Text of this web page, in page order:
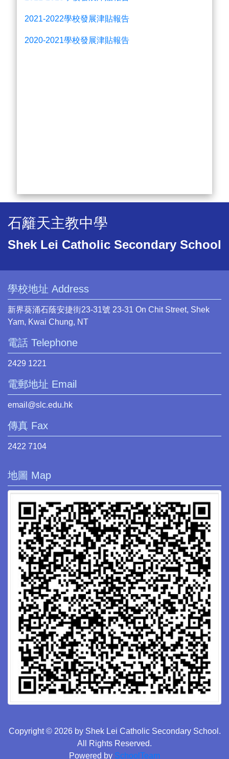
2021-2022學校發展津貼報告
2020-2021學校發展津貼報告
石籬天主教中學
Shek Lei Catholic Secondary School
學校地址 Address
新界葵涌石蔭安捷街23-31號 23-31 On Chit Street, Shek
Yam, Kwai Chung, NT
電話 Telephone
2429 1221
電郵地址 Email
email@slc.edu.hk
傳真 Fax
2422 7104
地圖 Map
Copyright © 2026 by Shek Lei Catholic Secondary School.
All Rights Reserved.
Powered by SchoolTeam